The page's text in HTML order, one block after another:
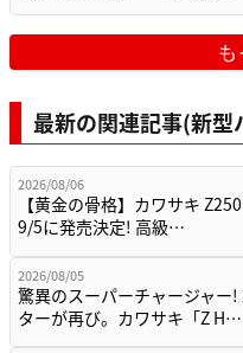
も
最新の関連記事(新
2026/08/06
【黄金の骨格】カワサキ
9/5に発売決定! 高級…
2026/08/05
驚異のスーパーチャージャー
ターが再び。カワサキ「Z H…